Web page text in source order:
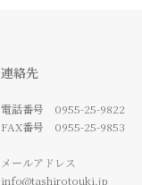
連絡先
電話番号 0955-25-9822
FAX番号 0955-25-9853
メールアドレス
info@tashirotouki.jp